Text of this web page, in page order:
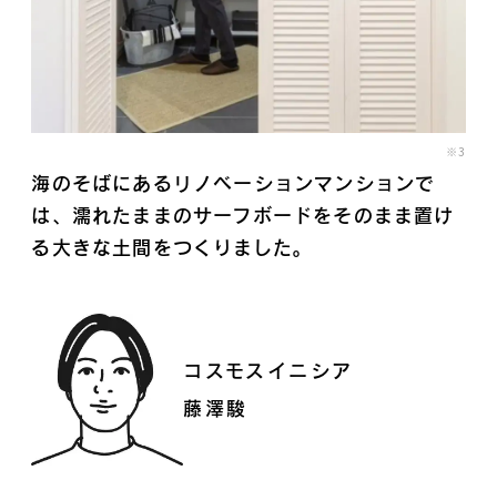
※3
海のそばにあるリノベーションマンションで
は、濡れたままのサーフボードをそのまま置け
る大きな土間をつくりました。
コスモスイニシア
藤澤駿